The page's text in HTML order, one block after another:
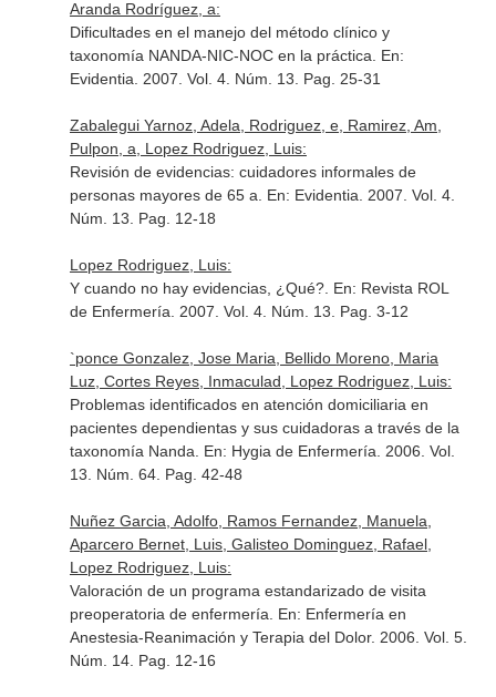
Aranda Rodríguez, a:
Dificultades en el manejo del método clínico y
taxonomía NANDA-NIC-NOC en la práctica. En:
Evidentia . 2007. Vol. 4. Núm. 13. Pag. 25-31
Zabalegui Yarnoz, Adela, Rodriguez, e, Ramirez, Am,
Pulpon, a, Lopez Rodriguez, Luis:
Revisión de evidencias: cuidadores informales de
personas mayores de 65 a. En: Evidentia . 2007. Vol. 4.
Núm. 13. Pag. 12-18
Lopez Rodriguez, Luis:
Y cuando no hay evidencias, ¿Qué?. En: Revista ROL
de Enfermería . 2007. Vol. 4. Núm. 13. Pag. 3-12
`ponce Gonzalez, Jose Maria, Bellido Moreno, Maria
Luz, Cortes Reyes, Inmaculad, Lopez Rodriguez, Luis:
Problemas identificados en atención domiciliaria en
pacientes dependientas y sus cuidadoras a través de la
taxonomía Nanda. En: Hygia de Enfermería . 2006. Vol.
13. Núm. 64. Pag. 42-48
Nuñez Garcia, Adolfo, Ramos Fernandez, Manuela,
Aparcero Bernet, Luis, Galisteo Dominguez, Rafael,
Lopez Rodriguez, Luis:
Valoración de un programa estandarizado de visita
preoperatoria de enfermería. En: Enfermería en
Anestesia-Reanimación y Terapia del Dolor. 2006. Vol. 5.
Núm. 14. Pag. 12-16